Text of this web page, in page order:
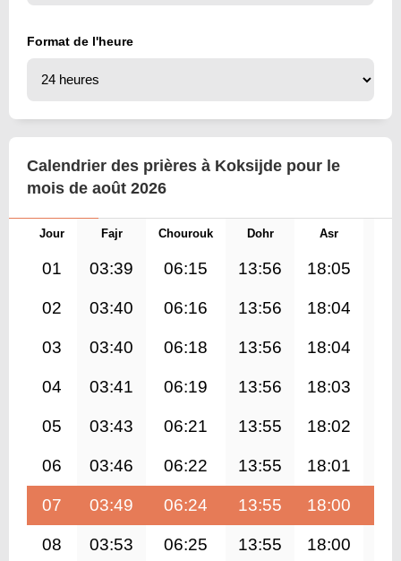
Format de l'heure
Calendrier des prières à Koksijde pour le
mois de août 2026
Jour Fajr Chourouk Dohr Asr
01 03:39 06:15 13:56 18:05
02 03:40 06:16 13:56 18:04
03 03:40 06:18 13:56 18:04
04 03:41 06:19 13:56 18:03
05 03:43 06:21 13:55 18:02
06 03:46 06:22 13:55 18:01
07 03:49 06:24 13:55 18:00
08 03:53 06:25 13:55 18:00